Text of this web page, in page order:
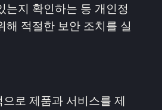
는지 확인하는 등 개인정
해 적절한 보안 조치를 실
로 제품과 서비스를 제